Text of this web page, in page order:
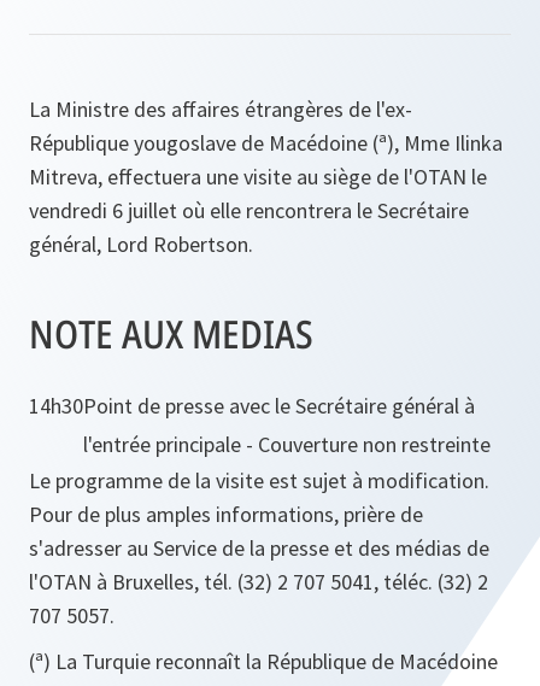
La Ministre des affaires étrangères de l'ex-
République yougoslave de Macédoine (ª), Mme Ilinka
Mitreva, effectuera une visite au siège de l'OTAN le
vendredi 6 juillet où elle rencontrera le Secrétaire
général, Lord Robertson.
NOTE AUX MEDIAS
14h30Point de presse avec le Secrétaire général à
l'entrée principale - Couverture non restreinte
Le programme de la visite est sujet à modification.
Pour de plus amples informations, prière de
s'adresser au Service de la presse et des médias de
l'OTAN à Bruxelles, tél. (32) 2 707 5041, téléc. (32) 2
707 5057.
(ª) La Turquie reconnaît la République de Macédoine